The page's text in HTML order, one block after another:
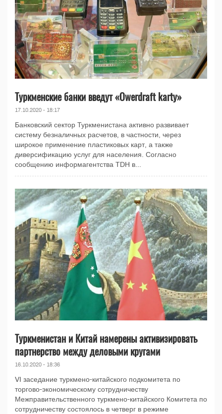
Туркменские банки введут «Owerdraft karty»
17.10.2020 - 18:17
Банковский сектор Туркменистана активно развивает
систему безналичных расчетов, в частности, через
широкое применение пластиковых карт, а также
диверсификацию услуг для населения. Согласно
сообщению информагентства TDH в...
Туркменистан и Китай намерены активизировать
партнерство между деловыми кругами
16.10.2020 - 18:36
VI заседание туркмено-китайского подкомитета по
торгово-экономическому сотрудничеству
Межправительственного туркмено-китайского Комитета по
сотрудничеству состоялось в четверг в режиме